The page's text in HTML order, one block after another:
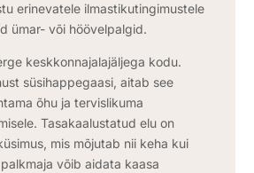
erinevatele ilmastikutingimustele
ümar- või höövelpalgid.
keskkonnajalajäljega kodu.
süsihappegaasi, aitab see
õhu ja tervislikuma
Tasakaalustatud elu on
mis mõjutab nii keha kui
võib aidata kaasa